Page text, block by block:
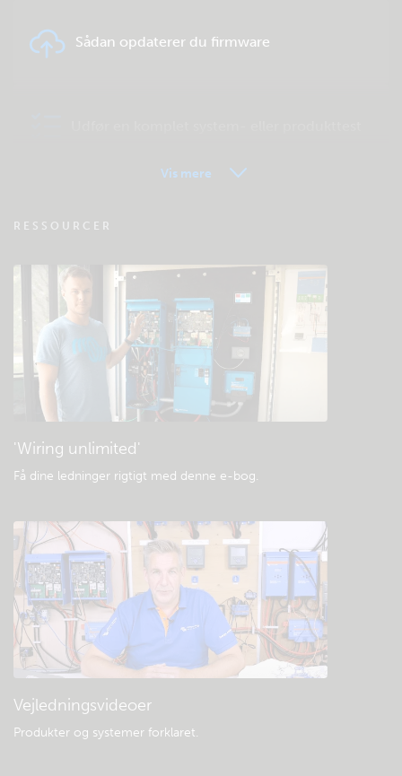
Sådan opdaterer du firmware
fjernovervågning
Tjek fællesskabets videnbase
Generelle downloads og dokumentation
Vis mere
RESSOURCER
'Wiring unlimited'
Få dine ledninger rigtigt med denne e-bog.
Vejledningsvideoer
Produkter og systemer forklaret.